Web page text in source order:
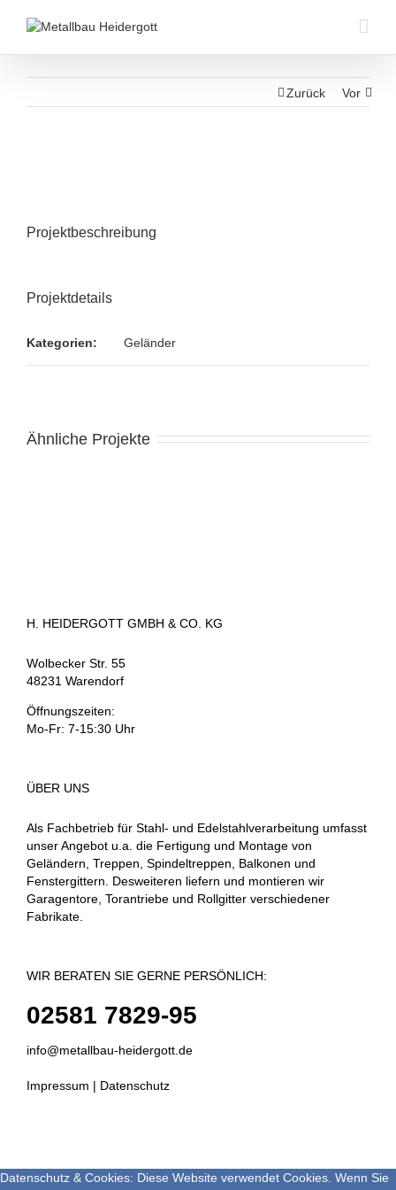
Zurück Vor
Projektbeschreibung
Projektdetails
Kategorien: Geländer
Ähnliche Projekte
H. HEIDERGOTT GMBH & CO. KG
Wolbecker Str. 55
48231 Warendorf
Öffnungszeiten:
Mo-Fr: 7-15:30 Uhr
ÜBER UNS
Als Fachbetrieb für Stahl- und Edelstahlverarbeitung umfasst
unser Angebot u.a. die Fertigung und Montage von
Geländern, Treppen, Spindeltreppen, Balkonen und
Fenstergittern. Desweiteren liefern und montieren wir
Garagentore, Torantriebe und Rollgitter verschiedener
Fabrikate.
WIR BERATEN SIE GERNE PERSÖNLICH:
02581 7829-95
info@metallbau-heidergott.de
Impressum | Datenschutz
Datenschutz & Cookies: Diese Website verwendet Cookies. Wenn Sie